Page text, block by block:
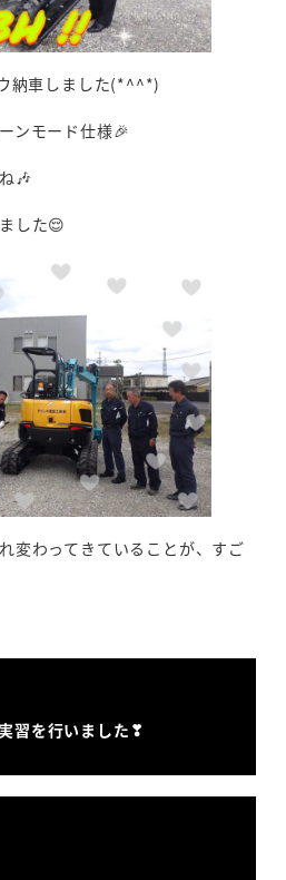
納車しました(*^^*)
ンモード仕様🎉
🎶
した😌
変わってきていることが、すご
習を行いました❣